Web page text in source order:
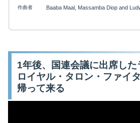
作曲者 Baaba Maal, Massamba Diop and
1年後、国連会議に出席し
ロイヤル・タロン・ファイ
帰って来る